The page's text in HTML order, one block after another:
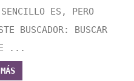
ES, PERO
BUSCADOR: BUSCAR
...